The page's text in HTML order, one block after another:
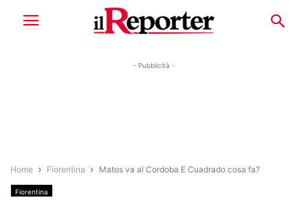
- Pubblicità -
Home Fiorentina Matos va al Cordoba E Cuadrado cosa fa?
Fiorentina